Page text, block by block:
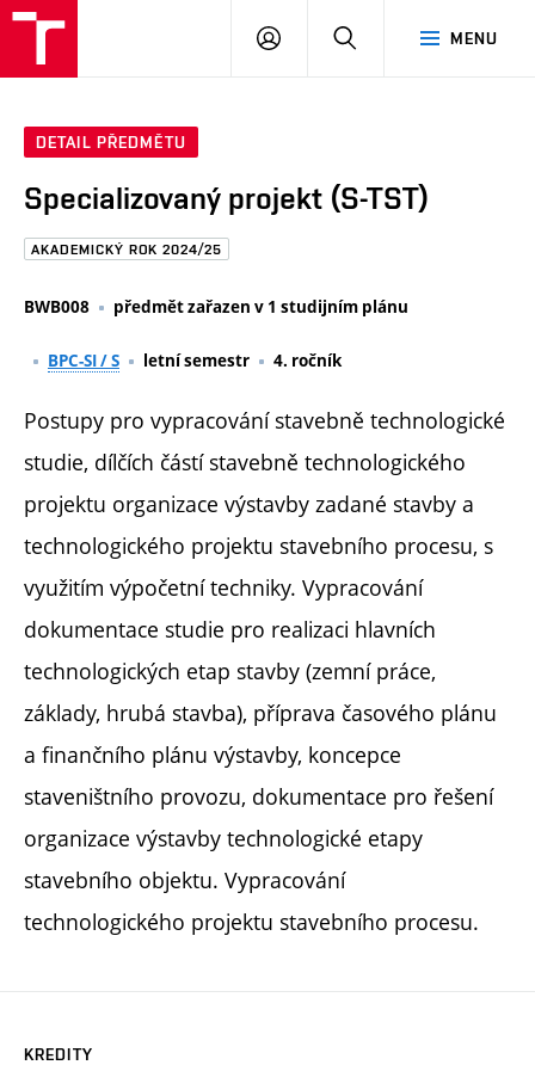
Brno
MENU
PŘIHLÁSIT
DETAIL PŘEDMĚTU
Specializovaný projekt (S-TST)
AKADEMICKÝ ROK 2024/25
BWB008 předmět zařazen v 1 studijním plánu
BPC-SI / S letní semestr 4. ročník
Postupy pro vypracování stavebně technologické
studie, dílčích částí stavebně technologického
projektu organizace výstavby zadané stavby a
technologického projektu stavebního procesu, s
využitím výpočetní techniky. Vypracování
dokumentace studie pro realizaci hlavních
technologických etap stavby (zemní práce,
základy, hrubá stavba), příprava časového plánu
a finančního plánu výstavby, koncepce
staveništního provozu, dokumentace pro řešení
organizace výstavby technologické etapy
stavebního objektu. Vypracování
technologického projektu stavebního procesu.
KREDITY